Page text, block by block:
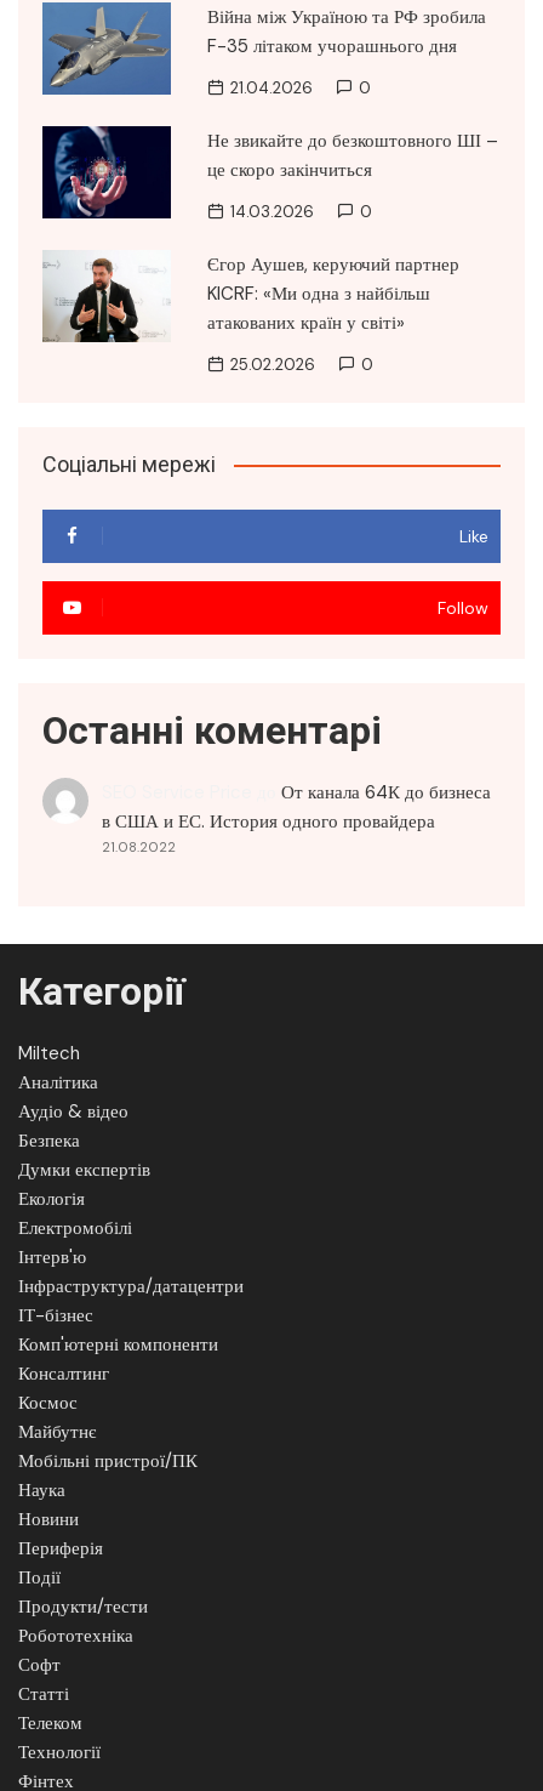
Війна між Україною та РФ зробила
F-35 літаком учорашнього дня
21.04.2026 0
Не звикайте до безкоштовного ШІ –
це скоро закінчиться
14.03.2026 0
Єгор Аушев, керуючий партнер
KICRF: «Ми одна з найбільш
атакованих країн у світі»
25.02.2026 0
Соціальні мережі
Like
Follow
Останні коментарі
От канала 64К до бизнеса
в США и ЕС. История одного провайдера
21.08.2022
Категорії
Miltech
Аналітика
Аудіо & відео
Безпека
Думки експертів
Екологія
Електромобілі
Інтерв'ю
Інфраструктура/датацентри
ІТ-бізнес
Комп'ютерні компоненти
Консалтинг
Космос
Майбутнє
Мобільні пристрої/ПК
Наука
Новини
Периферія
Події
Продукти/тести
Робототехніка
Софт
Статті
Телеком
Технології
Фінтех